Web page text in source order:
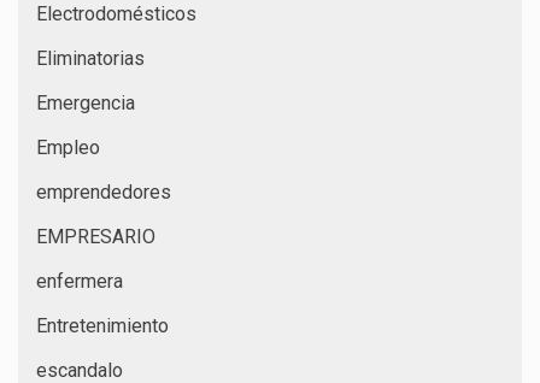
Electrodomésticos
Eliminatorias
Emergencia
Empleo
emprendedores
EMPRESARIO
enfermera
Entretenimiento
escandalo